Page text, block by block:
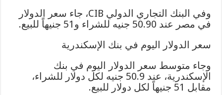
وفي البنك التجاري الدولي CIB، جاء سعر الدولار
في مصر عند 50.90 جنيه للشراء و51 جنيهاً للبيع.
سعر الدولار اليوم في بنك الإسكندرية
وجاء متوسط سعر الدولار اليوم في بنك
الإسكندرية، عند 50.9 جنيه لكل دولار للشراء،
مقابل 51 جنيهاً لكل دولار للبيع.